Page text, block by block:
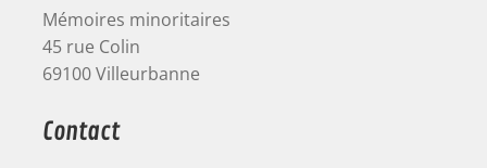
Mémoires minoritaires
45 rue Colin
69100 Villeurbanne
Contact